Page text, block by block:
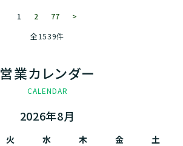
1 2 77
>
全1539件
営業カレンダー
CALENDAR
2026年8月
火 水 木 金
土